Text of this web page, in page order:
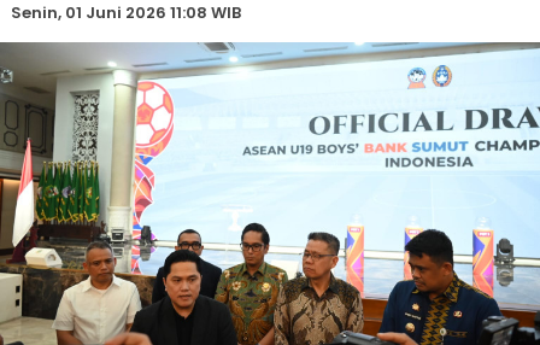
Senin, 01 Juni 2026 11:08 WIB